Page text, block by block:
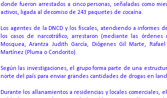
donde fueron arrestados a cinco personas, señaladas como
activos, ligada al decomiso de 243 paquetes de cocaína.
Los agentes de la DNCD y los fiscales, atendiendo a informes
los casos de narcotráfico, arrestaron (mediante las órdenes
Mosquea, Arantza Judith García, Diógenes Gil Marte,
Martínez (Pluma o Condorito).
Según las investigaciones, el grupo forma parte de una
norte del país para enviar grandes cantidades de drogas en
Durante los allanamientos a residencias y locales comerciales,